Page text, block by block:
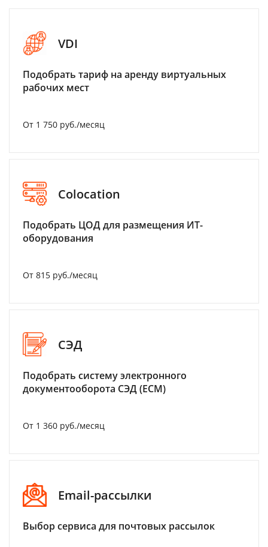
VDI
Подобрать тариф на аренду виртуальных
рабочих мест
От 1 750 руб./месяц
Colocation
Подобрать ЦОД для размещения ИТ-
оборудования
От 815 руб./месяц
СЭД
Подобрать систему электронного
документооборота СЭД (ECM)
От 1 360 руб./месяц
Email-рассылки
Выбор сервиса для почтовых рассылок